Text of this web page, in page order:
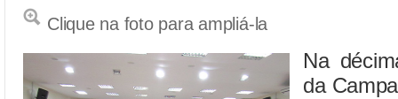
Clique na foto para ampliá-la
Na
da